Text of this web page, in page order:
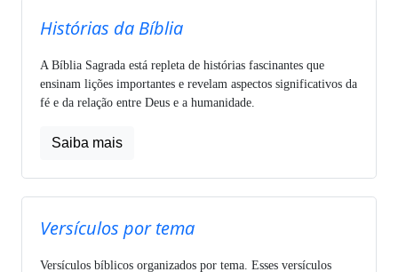
Histórias da Bíblia
A Bíblia Sagrada está repleta de histórias fascinantes que
ensinam lições importantes e revelam aspectos significativos da
fé e da relação entre Deus e a humanidade.
Saiba mais
Versículos por tema
Versículos bíblicos organizados por tema. Esses versículos